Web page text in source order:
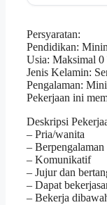
Persyaratan:
Pendidikan:
Usia: Maksimal 0
Jenis Kelamin:
Pengalaman:
Pekerjaan ini
Deskripsi
– ⁠Pria/wanita
–
– ⁠Komunikatif
– ⁠Jujur dan
– Dapat
– ⁠Bekerja